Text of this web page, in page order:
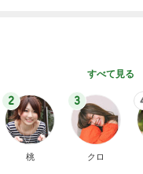
すべて見る
2
桃
3
クロ